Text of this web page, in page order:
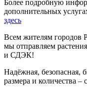
Более подробную
дополнительных
здесь
Всем жителям городов
мы отправляем
и СДЭК!
Надёжная, безопасная,
размера и количества –